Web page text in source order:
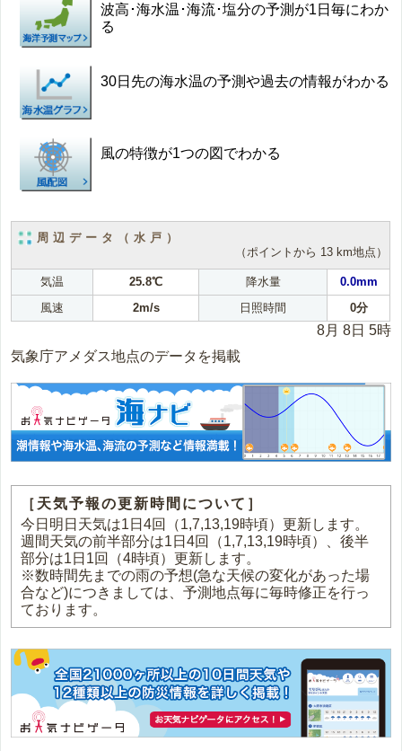
波高･海水温･海流･塩分の予測が1日毎にわか
る
30日先の海水温の予測や過去の情報がわかる
風の特徴が1つの図でわかる
周辺データ（水戸）
（ポイントから 13 km地点）
気温 25.8℃ 降水量
0.0mm
風速
2m/s 日照時間 0分
8月 8日 5時
気象庁アメダス地点のデータを掲載
［天気予報の更新時間について］
今日明日天気は1日4回（1,7,13,19時頃）更新します。
週間天気の前半部分は1日4回（1,7,13,19時頃）、後半
部分は1日1回（4時頃）更新します。
※数時間先までの雨の予想(急な天候の変化があった場
合など)につきましては、予測地点毎に毎時修正を行っ
ております。